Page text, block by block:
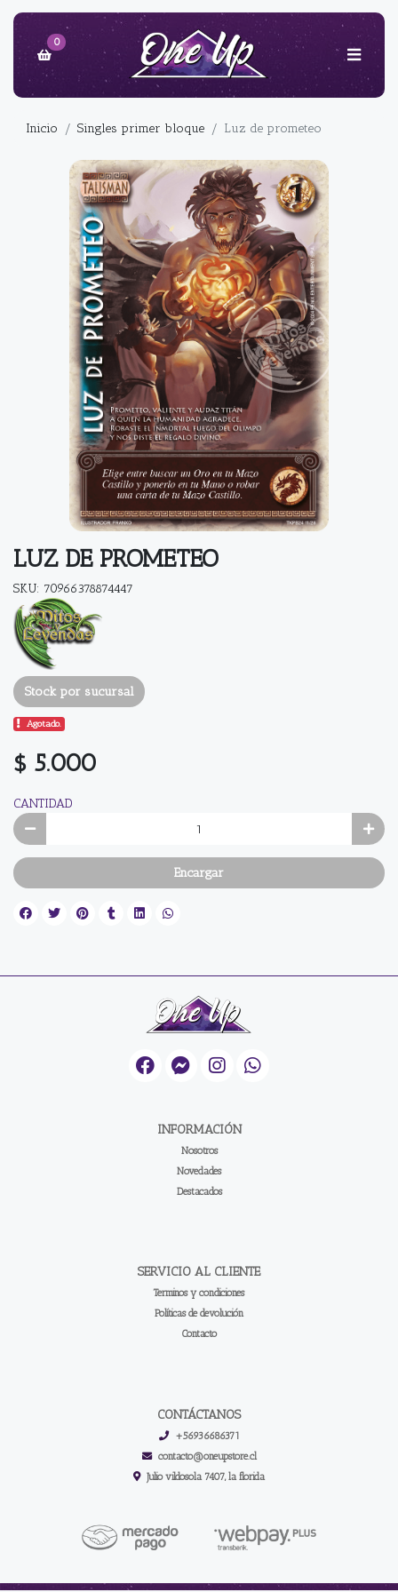
0
Inicio Singles primer bloque Luz de prometeo
LUZ DE PROMETEO
SKU: 70966378874447
Stock por sucursal
Agotado.
$ 5.000
CANTIDAD
Encargar
INFORMACIÓN
Nosotros
Novedades
Destacados
SERVICIO AL CLIENTE
Terminos y condiciones
Políticas de devolución
Contacto
CONTÁCTANOS
+56936686371
contacto@oneupstore.cl
Julio vildosola 7407, la florida